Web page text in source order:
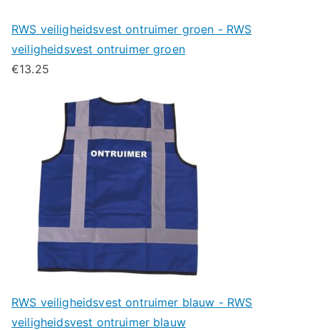
RWS veiligheidsvest ontruimer groen - RWS
veiligheidsvest ontruimer groen
€13.25
RWS veiligheidsvest ontruimer blauw - RWS
veiligheidsvest ontruimer blauw